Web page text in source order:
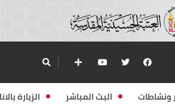
ونشاطات البث المباشر الزيارة